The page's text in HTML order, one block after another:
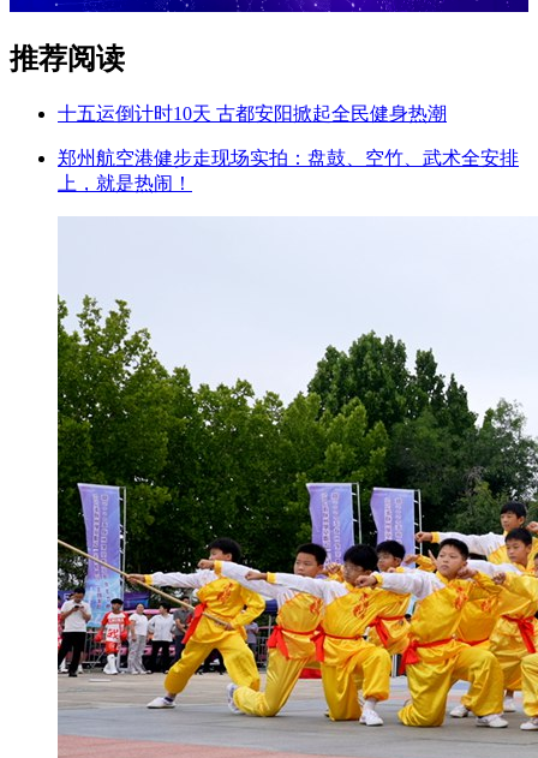
推荐阅读
十五运倒计时10天 古都安阳掀起全民健身热潮
郑州航空港健步走现场实拍：盘鼓、空竹、武术全安排
上，就是热闹！